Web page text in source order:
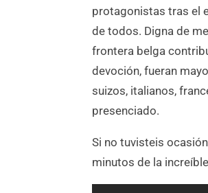
protagonistas tras el
de todos. Digna de
frontera belga
devoción, fueran
suizos, italianos,
presenciado.
Si no tuvisteis
minutos de la